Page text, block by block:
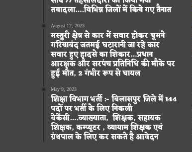
तबादला….विभिन्न जिलों में किये गए तैनात
August 12, 2023
मस्तुरी क्षेत्र से कार में सवार होकर घूमने
गरियाबंद जतमई घटारानी जा रहे कार
सवार हुए हादसे का शिकार…प्रधान
आरक्षक और सरपंच प्रतिनिधि की मौके पर
हुई मौत, 2 गंभीर रूप से घायल
May 9, 2023
शिक्षा विभाग भर्ती :- बिलासपुर जिले में 144
पदों पर भर्ती के लिए निकली
वेकेंसी….व्याख्याता, शिक्षक, सहायक
शिक्षक, कम्प्यूटर , व्यायाम शिक्षक एवं
ग्रंथपाल के लिए कर सकते है आवेदन